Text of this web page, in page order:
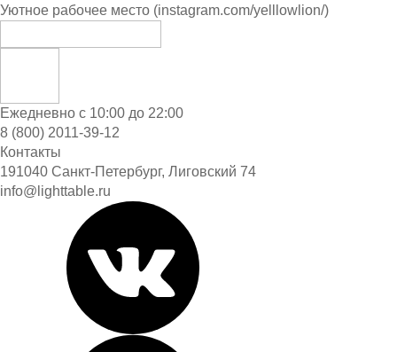
Уютное рабочее место (instagram.com/yelllowlion/)
Ежедневно с 10:00 до 22:00
8 (800) 2011-39-12
Контакты
191040 Санкт-Петербург, Лиговский 74
info@lighttable.ru